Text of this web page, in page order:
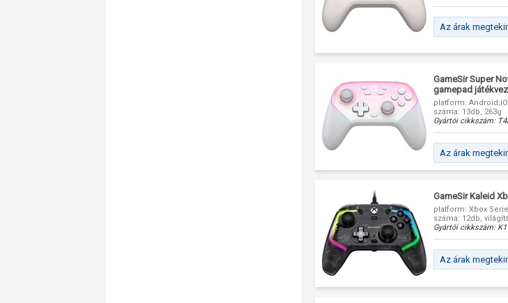
Az árak
GameSir Super
gamepad
platform:
száma: 13db, 263g
Gyártói cikkszám:
Az árak
GameSir Kaleid
platform: Xbox
száma: 12db,
Gyártói cikkszám:
Az árak